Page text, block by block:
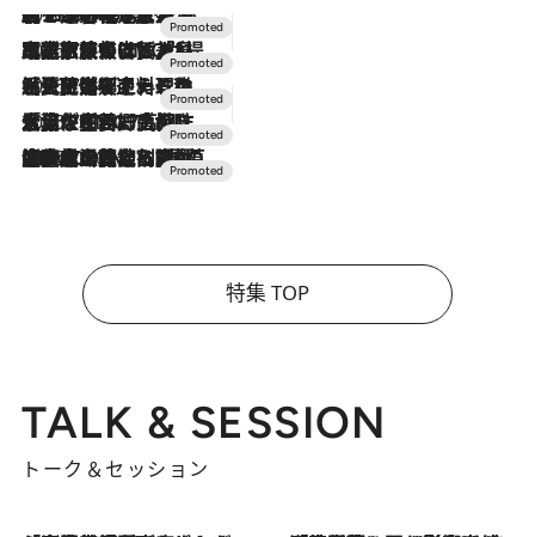
2026.8.7
【トンボの足水浴】ヒノキの香りに包まれて涼感マックス！約13℃の湧水かけ流しを避暑地「星野温泉 トンボの湯」で体験
2026.7.31
【ホテル帰省】という選択肢をOMOが提案。家族とほどよい距離を保つには「昼は実家、夜は気兼ねなくホテルで！」
2026.7.24
【夏限定ディナーコース】旬を迎える稚鮎や花ズッキーニなどをイタリア・トスカーナの郷土料理の手法で満喫！
2026.7.17
「土佐和ハーブかき氷」がOMO7高知に登場！生姜、山椒、大葉など目にも舌にも涼を呼ぶ郷土の味
2026.7.10
NEW OPEN！【界 草津】名湯の地に誕生。趣の異なる2種の温泉と上州ならではの会席・蕎麦割烹など美食を味わう究極の癒やし旅
特集 TOP
TALK & SESSION
トーク＆セッション